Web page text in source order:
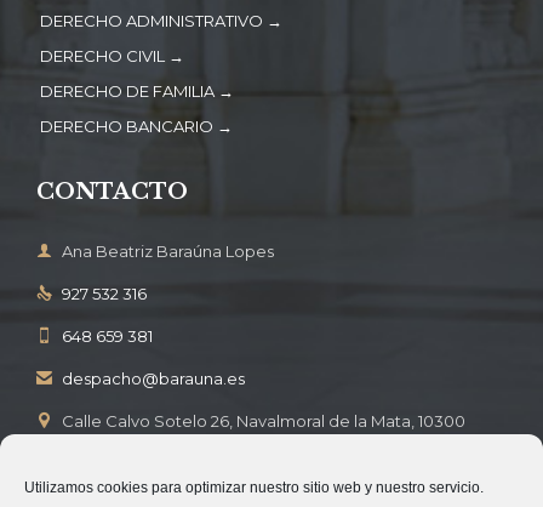
Utilizamos cookies para optimizar nuestro sitio web y nuestro servicio.
DERECHO ADMINISTRATIVO →
DERECHO CIVIL →
DERECHO DE FAMILIA →
DERECHO BANCARIO →
CONTACTO
 Ana Beatriz Baraúna Lopes
 927 532 316
 648 659 381
 despacho@barauna.es

Calle Calvo Sotelo 26, Navalmoral de la Mata, 10300